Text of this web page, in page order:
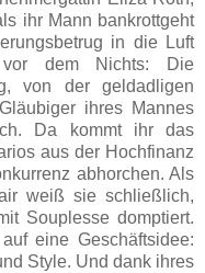
ihr Mann bankrottgeht
in die Luft
dem Nichts: Die
von der geldadligen
ihres Mannes
Da kommt ihr das
aus der Hochfinanz
abhorchen. Als
weiß sie schließlich,
Souplesse domptiert.
eine Geschäftsidee:
Style. Und dank ihres